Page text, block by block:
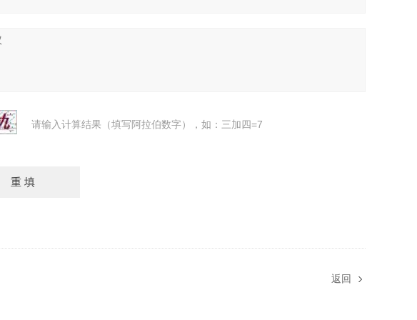
请输入计算结果（填写阿拉伯数字），如：三加四=7
返回